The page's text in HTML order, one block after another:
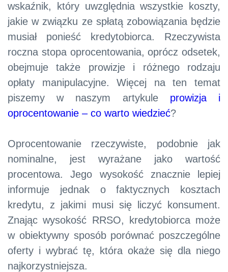
wskaźnik, który uwzględnia wszystkie koszty,
jakie w związku ze spłatą zobowiązania będzie
musiał ponieść kredytobiorca. Rzeczywista
roczna stopa oprocentowania, oprócz odsetek,
obejmuje także prowizje i różnego rodzaju
opłaty manipulacyjne. Więcej na ten temat
piszemy w naszym artykule prowizja i
oprocentowanie – co warto wiedzieć?
Oprocentowanie rzeczywiste, podobnie jak
nominalne, jest wyrażane jako wartość
procentowa. Jego wysokość znacznie lepiej
informuje jednak o faktycznych kosztach
kredytu, z jakimi musi się liczyć konsument.
Znając wysokość RRSO, kredytobiorca może
w obiektywny sposób porównać poszczególne
oferty i wybrać tę, która okaże się dla niego
najkorzystniejsza.